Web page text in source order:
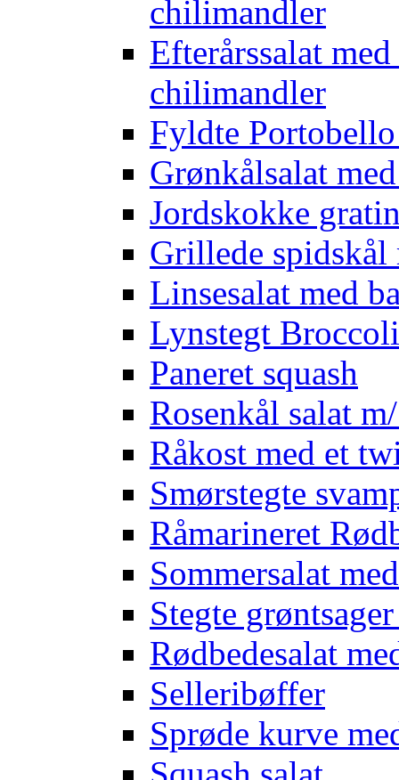
chilimandler
Efterårssalat
chilimandler
Fyldte
Grønkålsalat
Jordskokke
Grillede spidskål
Linsesalat med
Lynstegt Broccoli
Paneret squash
Rosenkål salat
Råkost med et
Smørstegte
Råmarineret
Sommersalat
Stegte
Rødbedesalat
Selleribøffer
Sprøde kurve